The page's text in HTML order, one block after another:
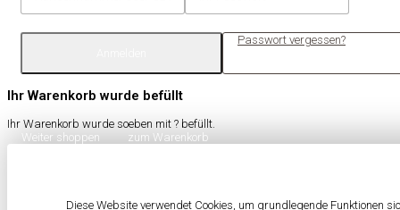
Passwort vergessen?
Ihr Warenkorb wurde befüllt
Ihr Warenkorb wurde soeben mit ? befüllt.
Weiter shoppen
zum Warenkorb
Diese Website verwendet Cookies, um grundlegende Funktionen